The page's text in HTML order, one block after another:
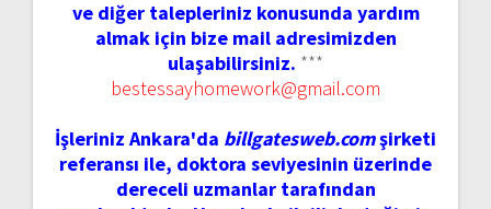
ve diğer talepleriniz konusunda yardım
almak için bize mail adresimizden
ulaşabilirsiniz. ***
bestessayhomework@gmail.com
İşleriniz Ankara'da billgatesweb.comşirketi
referansı ile, doktora seviyesinin üzerinde
dereceli uzmanlar tarafından